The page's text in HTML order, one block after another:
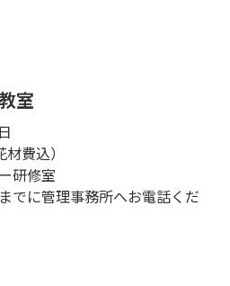
室
費込）
研修室
でに管理事務所へお電話くだ